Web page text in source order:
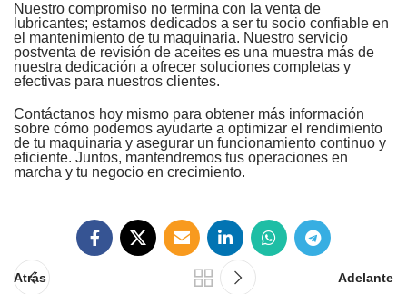
Nuestro compromiso no termina con la venta de
lubricantes; estamos dedicados a ser tu socio confiable en
el mantenimiento de tu maquinaria. Nuestro servicio
postventa de revisión de aceites es una muestra más de
nuestra dedicación a ofrecer soluciones completas y
efectivas para nuestros clientes.
Contáctanos hoy mismo para obtener más información
sobre cómo podemos ayudarte a optimizar el rendimiento
de tu maquinaria y asegurar un funcionamiento continuo y
eficiente. Juntos, mantendremos tus operaciones en
marcha y tu negocio en crecimiento.
Atrás Adelante